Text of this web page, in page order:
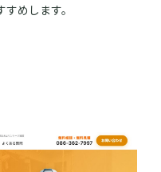
めします。